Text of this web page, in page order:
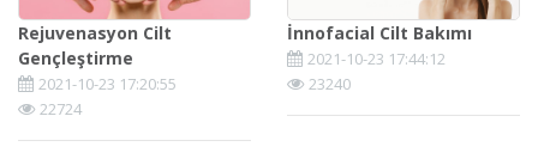
Rejuvenasyon Cilt
Gençleştirme
2021-10-23 17:20:55
22724
İnnofacial Cilt Bakımı
2021-10-23 17:44:12
23240